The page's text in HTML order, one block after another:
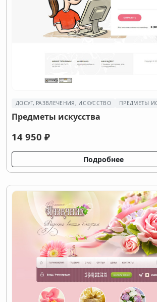
ДОСУГ, РАЗВЛЕЧЕНИЯ, ИСКУССТВО ПРЕДМЕТЫ
Предметы искусства
14 950 ₽
Подробнее